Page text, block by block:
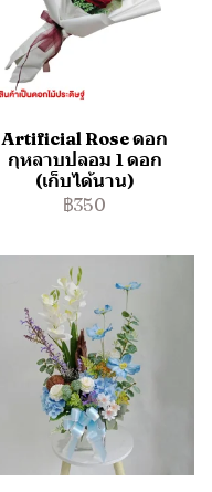
Artificial Rose ดอก
กุหลาบปลอม 1 ดอก
(เก็บได้นาน)
฿350